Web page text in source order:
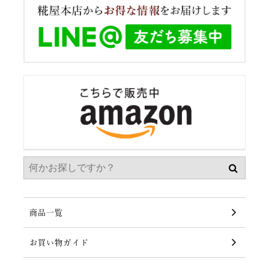
商品一覧
お買い物ガイド